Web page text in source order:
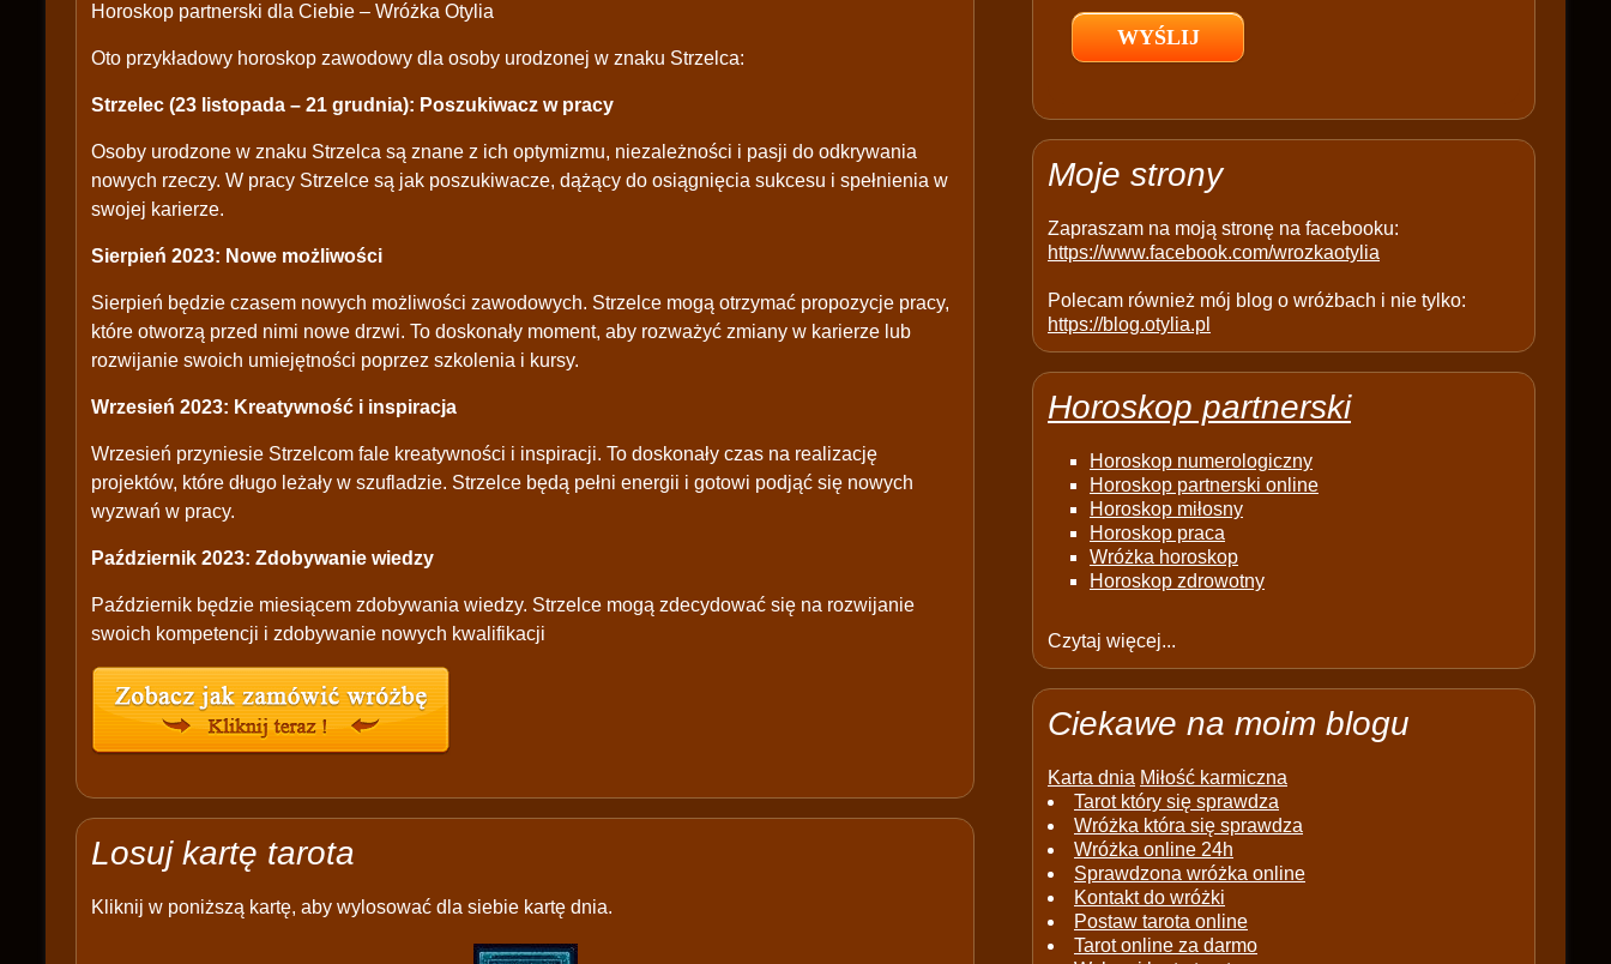
Horoskop partnerski dla Ciebie – Wróżka Otylia
Oto przykładowy horoskop zawodowy dla osoby urodzonej w znaku Strzelca:
Strzelec (23 listopada – 21 grudnia): Poszukiwacz w pracy
Osoby urodzone w znaku Strzelca są znane z ich optymizmu, niezależności i pasji do odkrywania
nowych rzeczy. W pracy Strzelce są jak poszukiwacze, dążący do osiągnięcia sukcesu i spełnienia w
swojej karierze.
Sierpień 2023: Nowe możliwości
Sierpień będzie czasem nowych możliwości zawodowych. Strzelce mogą otrzymać propozycje pracy,
które otworzą przed nimi nowe drzwi. To doskonały moment, aby rozważyć zmiany w karierze lub
rozwijanie swoich umiejętności poprzez szkolenia i kursy.
Wrzesień 2023: Kreatywność i inspiracja
Wrzesień przyniesie Strzelcom fale kreatywności i inspiracji. To doskonały czas na realizację
projektów, które długo leżały w szufladzie. Strzelce będą pełni energii i gotowi podjąć się nowych
wyzwań w pracy.
Październik 2023: Zdobywanie wiedzy
Październik będzie miesiącem zdobywania wiedzy. Strzelce mogą zdecydować się na rozwijanie
swoich kompetencji i zdobywanie nowych kwalifikacji
Losuj kartę tarota
Kliknij w poniższą kartę, aby wylosować dla siebie kartę dnia.
e
p
y
Moje strony
Zapraszam na moją stronę na facebooku:
https://www.facebook.com/wrozkaotylia
Polecam również mój blog o wróżbach i nie tylko:
https://blog.otylia.pl
Horoskop partnerski
Horoskop numerologiczny
Horoskop partnerski online
Horoskop miłosny
Horoskop praca
Wróżka horoskop
Horoskop zdrowotny
Czytaj więcej...
Ciekawe na moim blogu
Karta dnia Miłość karmiczna
Tarot który się sprawdza
Wróżka która się sprawdza
Wróżka online 24h
Sprawdzona wróżka online
Kontakt do wróżki
Postaw tarota online
Tarot online za darmo